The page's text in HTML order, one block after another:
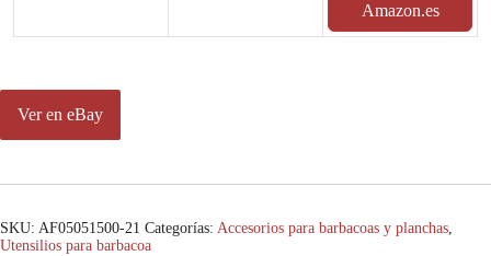
Amazon.es
Ver en eBay
SKU: AF05051500-21 Categorías: Accesorios para barbacoas y planchas,
Utensilios para barbacoa